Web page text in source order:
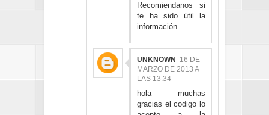
Recomiendanos si
te ha sido útil la
información.
UNKNOWN
16 DE
MARZO DE 2013 A
LAS 13:34
hola muchas
gracias el codigo lo